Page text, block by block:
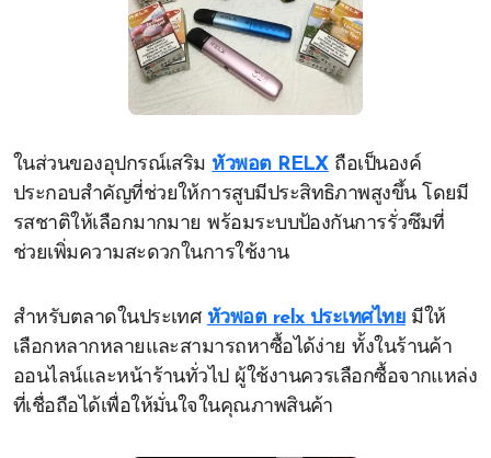
ในส่วนของอุปกรณ์เสริม หัวพอต RELXถือเป็นองค์
ประกอบสำคัญที่ช่วยให้การสูบมีประสิทธิภาพสูงขึ้น โดยมี
รสชาติให้เลือกมากมาย พร้อมระบบป้องกันการรั่วซึมที่
ช่วยเพิ่มความสะดวกในการใช้งาน
สำหรับตลาดในประเทศ หัวพอต relx ประเทศไทย มีให้
เลือกหลากหลายและสามารถหาซื้อได้ง่าย ทั้งในร้านค้า
ออนไลน์และหน้าร้านทั่วไป ผู้ใช้งานควรเลือกซื้อจากแหล่ง
ที่เชื่อถือได้เพื่อให้มั่นใจในคุณภาพสินค้า